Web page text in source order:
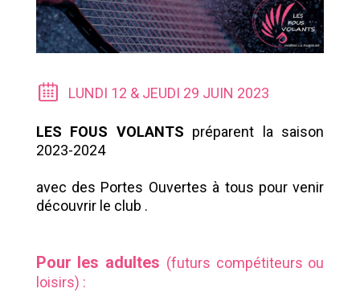
LUNDI 12 & JEUDI 29 JUIN 2023
LES FOUS VOLANTS préparent la saison
2023-2024
avec des Portes Ouvertes à tous pour venir
découvrir le club .
Pour les adultes (futurs compétiteurs ou
loisirs) :